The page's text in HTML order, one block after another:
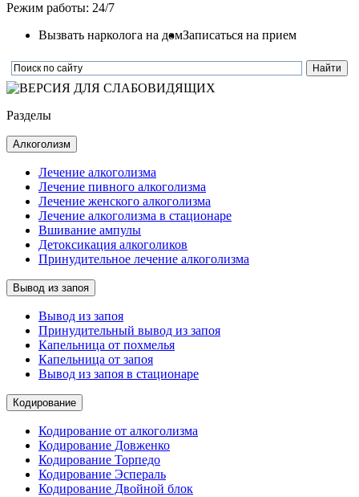
Режим работы: 24/7
Вызвать нарколога на домЗаписаться на прием
Разделы
Алкоголизм
Лечение алкоголизма
Лечение пивного алкоголизма
Лечение женского алкоголизма
Лечение алкоголизма в стационаре
Вшивание ампулы
Детоксикация алкоголиков
Принудительное лечение алкоголизма
Вывод из запоя
Вывод из запоя
Принудительный вывод из запоя
Капельница от похмелья
Капельница от запоя
Вывод из запоя в стационаре
Кодирование
Кодирование от алкоголизма
Кодирование Довженко
Кодирование Торпедо
Кодирование Эспераль
Кодирование Двойной блок